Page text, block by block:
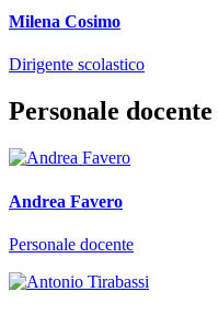
Milena Cosimo
Dirigente scolastico
Personale docente
Andrea Favero
Personale docente